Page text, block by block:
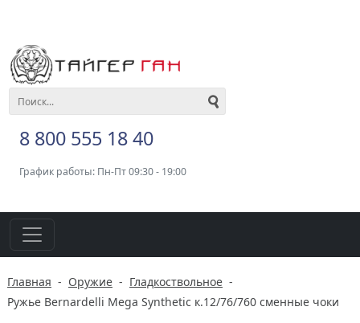
8 800 555 18 40
График работы: Пн-Пт 09:30 - 19:00
Главная - Оружие - Гладкоствольное -
Ружье Bernardelli Mega Synthetic к.12/76/760 сменные чоки